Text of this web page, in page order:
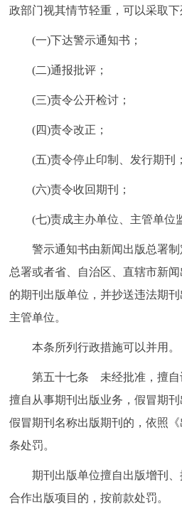
政部门视其情节轻重，可以采取下
(一)下达警示通知书；
(二)通报批评；
(三)责令公开检讨；
(四)责令改正；
(五)责令停止印制、发行期刊；
(六)责令收回期刊；
(七)责成主办单位、主管单位监
警示通知书由新闻出版总署制
总署或者省、自治区、直辖市新
的期刊出版单位，并抄送违法期
主管单位。
本条所列行政措施可以并用。
第五十七条 未经批准，擅自
擅自从事期刊出版业务，假冒期刊
假冒期刊名称出版期刊的，依照
条处罚。
期刊出版单位擅自出版增刊、
合作出版项目的，按前款处罚。